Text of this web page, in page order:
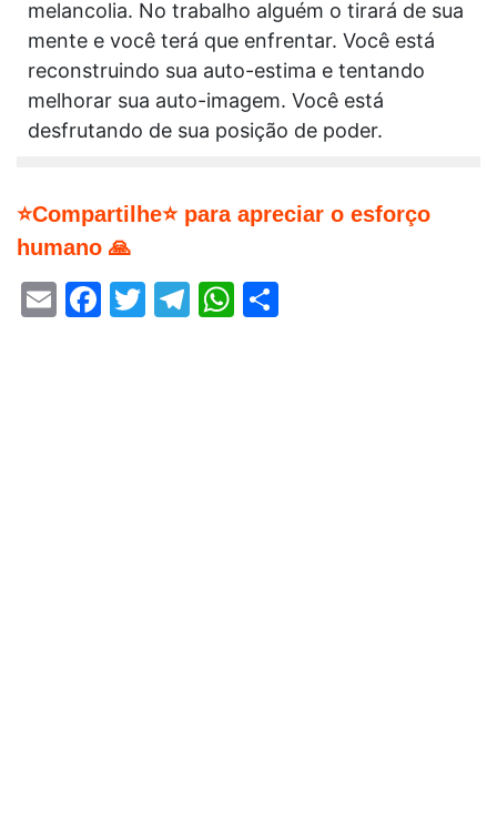
melancolia. No trabalho alguém o tirará de sua
mente e você terá que enfrentar. Você está
reconstruindo sua auto-estima e tentando
melhorar sua auto-imagem. Você está
desfrutando de sua posição de poder.
⭐Compartilhe⭐ para apreciar o esforço
humano 🙏
EmailFacebook
Twitter
Telegram
WhatsApp